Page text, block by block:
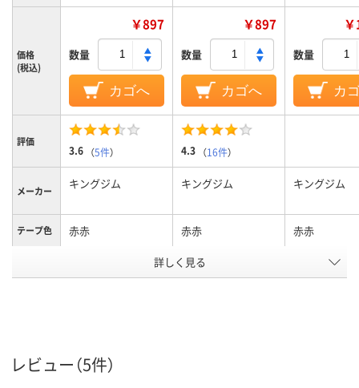
価格
(税込)
￥897
数量
カゴへ
￥897
数量
カゴへ
数量
カ
評価
3.6 （5件） 4.3 （16件）
メーカー キングジム キングジム キングジム
テープ色 赤赤 赤赤 赤赤
黒黒
テープ長
さ
8m8m
詳しく見る
レビュー（5件）